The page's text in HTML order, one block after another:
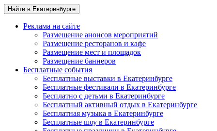
Найти в Екатеринбурге
Реклама на сайте
Размещение анонсов мероприятий
Размещение ресторанов и кафе
Размещение мест и площадок
Размещение баннеров
Бесплатные события
Бесплатные выставки в Екатеринбурге
Бесплатные фестивали в Екатеринбурге
Бесплатно с детьми в Екатеринбурге
Бесплатный активный отдых в Екатеринбурге
Бесплатная музыка в Екатеринбурге
Бесплатные шоу в Екатеринбурге